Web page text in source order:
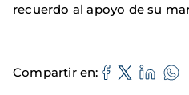
recuerdo al apoyo de su
Compartir en